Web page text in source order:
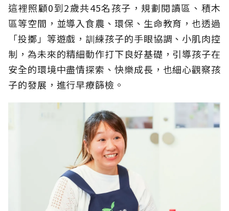
這裡照顧0到2歲共45名孩子，規劃閱讀區、積木
區等空間，並導入食農、環保、生命教育，也透過
「投擲」等遊戲，訓練孩子的手眼協調、小肌肉控
制，為未來的精細動作打下良好基礎，引導孩子在
安全的環境中盡情探索、快樂成長，也細心觀察孩
子的發展，進行早療篩檢。